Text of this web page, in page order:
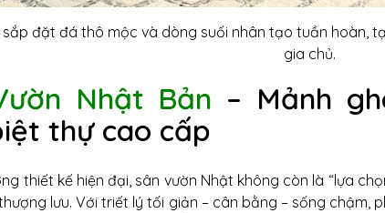
đặt đá thô mộc và dòng suối nhân tạo tuần hoàn,
gia chủ.
Nhật Bản – Mảnh
thự cao cấp
thiết kế hiện đại, sân vườn Nhật không còn là “lựa
lưu. Với triết lý tối giản – cân bằng – sống chậm,